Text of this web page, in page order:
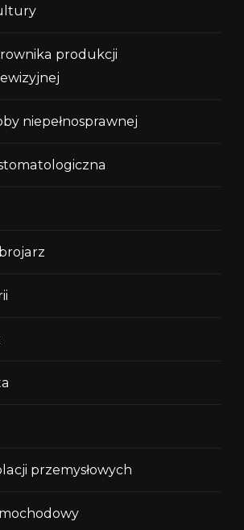
produkcji
niepełnosprawnej
przemysłowych